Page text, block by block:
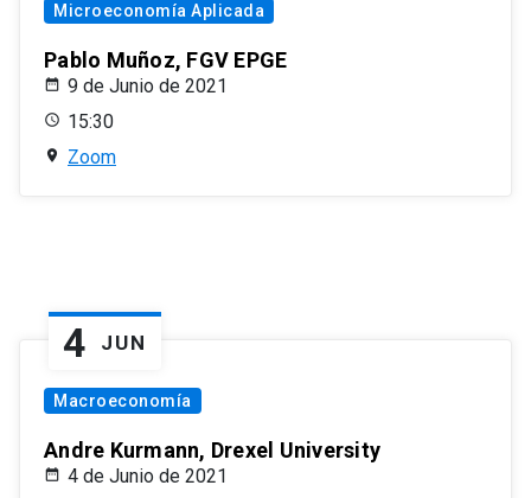
Microeconomía Aplicada
Pablo Muñoz, FGV EPGE
9 de Junio de 2021
15:30
Zoom
4 JUN
Macroeconomía
Andre Kurmann, Drexel University
4 de Junio de 2021